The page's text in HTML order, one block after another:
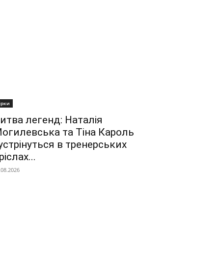
легенд: Наталія
та Тіна Кароль
в тренерських